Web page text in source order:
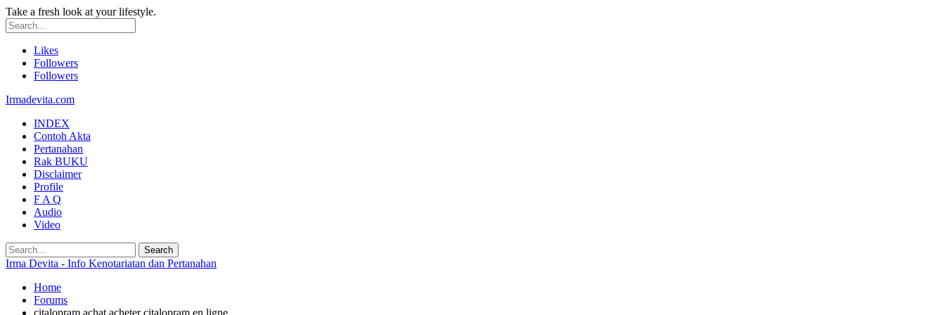
Take a fresh look at your lifestyle.
Likes
Followers
Followers
Irmadevita.com
INDEX
Contoh Akta
Pertanahan
Rak BUKU
Disclaimer
Profile
F A Q
Audio
Video
Irma Devita - Info Kenotariatan dan Pertanahan
Home
Forums
citalopram achat acheter citalopram en ligne